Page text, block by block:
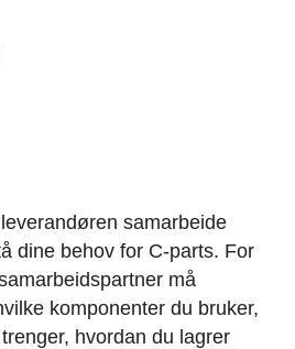
samarbeide
dine behov for C-parts. For
må
komponenter du bruker,
hvordan du lagrer